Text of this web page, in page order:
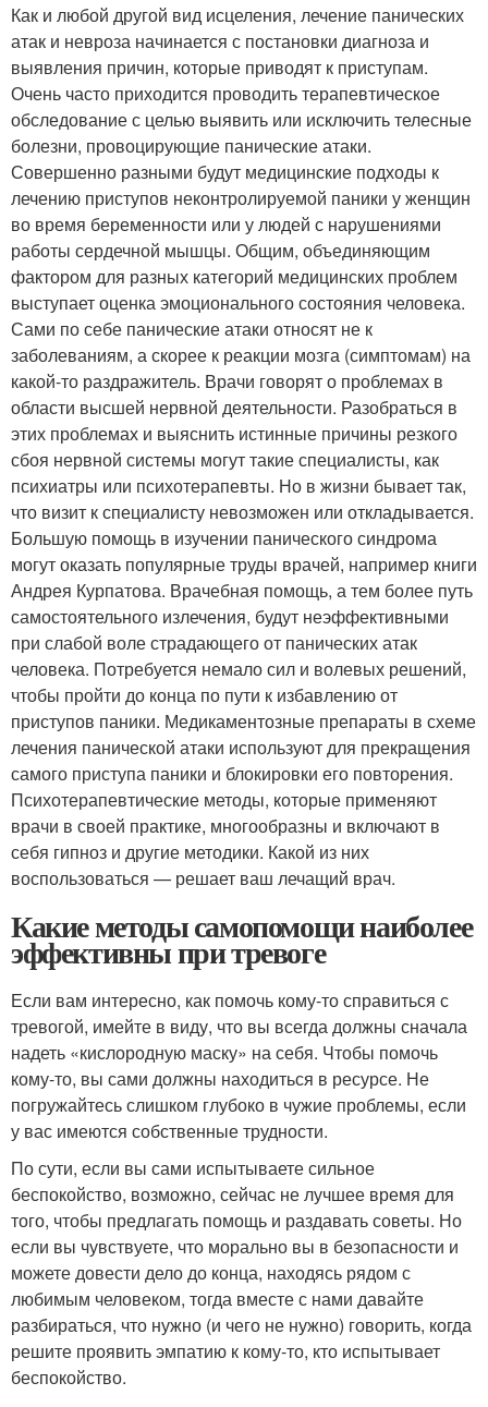
Как и любой другой вид исцеления, лечение панических
атак и невроза начинается с постановки диагноза и
выявления причин, которые приводят к приступам.
Очень часто приходится проводить терапевтическое
обследование с целью выявить или исключить телесные
болезни, провоцирующие панические атаки.
Совершенно разными будут медицинские подходы к
лечению приступов неконтролируемой паники у женщин
во время беременности или у людей с нарушениями
работы сердечной мышцы. Общим, объединяющим
фактором для разных категорий медицинских проблем
выступает оценка эмоционального состояния человека.
Сами по себе панические атаки относят не к
заболеваниям, а скорее к реакции мозга (симптомам) на
какой-то раздражитель. Врачи говорят о проблемах в
области высшей нервной деятельности. Разобраться в
этих проблемах и выяснить истинные причины резкого
сбоя нервной системы могут такие специалисты, как
психиатры или психотерапевты. Но в жизни бывает так,
что визит к специалисту невозможен или откладывается.
Большую помощь в изучении панического синдрома
могут оказать популярные труды врачей, например книги
Андрея Курпатова. Врачебная помощь, а тем более путь
самостоятельного излечения, будут неэффективными
при слабой воле страдающего от панических атак
человека. Потребуется немало сил и волевых решений,
чтобы пройти до конца по пути к избавлению от
приступов паники. Медикаментозные препараты в схеме
лечения панической атаки используют для прекращения
самого приступа паники и блокировки его повторения.
Психотерапевтические методы, которые применяют
врачи в своей практике, многообразны и включают в
себя гипноз и другие методики. Какой из них
воспользоваться — решает ваш лечащий врач.
Какие методы самопомощи наиболее
эффективны при тревоге
Если вам интересно, как помочь кому-то справиться с
тревогой, имейте в виду, что вы всегда должны сначала
надеть «кислородную маску» на себя. Чтобы помочь
кому-то, вы сами должны находиться в ресурсе. Не
погружайтесь слишком глубоко в чужие проблемы, если
у вас имеются собственные трудности.
По сути, если вы сами испытываете сильное
беспокойство, возможно, сейчас не лучшее время для
того, чтобы предлагать помощь и раздавать советы. Но
если вы чувствуете, что морально вы в безопасности и
можете довести дело до конца, находясь рядом с
любимым человеком, тогда вместе с нами давайте
разбираться, что нужно (и чего не нужно) говорить, когда
решите проявить эмпатию к кому-то, кто испытывает
беспокойство.